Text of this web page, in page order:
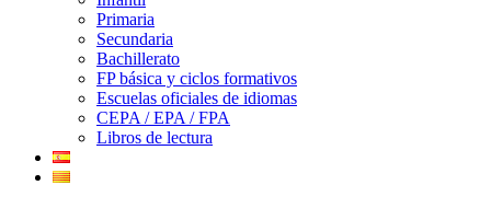
Primaria
Secundaria
Bachillerato
FP básica y ciclos formativos
Escuelas oficiales de idiomas
CEPA / EPA / FPA
Libros de lectura